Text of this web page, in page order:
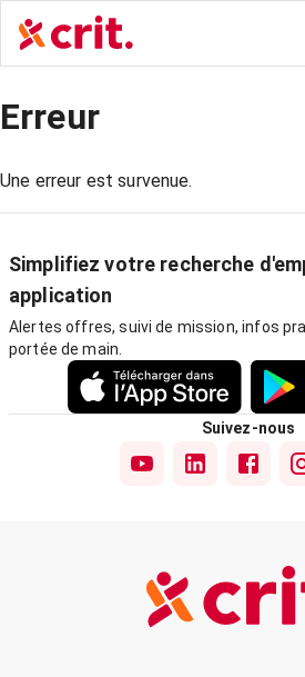
Erreur
Une erreur est survenue.
Simplifiez votre recherche
application
Alertes offres, suivi de mission, infos
portée de main.
Suivez-nous